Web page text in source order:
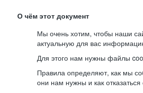
О чём этот документ
Мы очень хотим, чтобы наши
актуальную для вас
Для этого нам нужны файлы
Правила определяют, как мы
они нам нужны и как